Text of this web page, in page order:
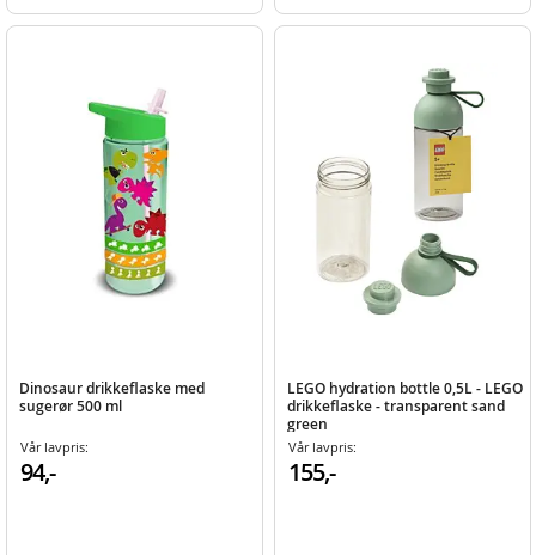
Dinosaur drikkeflaske med
sugerør 500 ml
Vår lavpris:
94,-
LEGO hydration bottle 0,5L - LEGO
drikkeflaske - transparent sand
green
Vår lavpris:
155,-